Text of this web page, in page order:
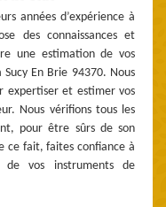
années d’expérience à
des connaissances et
une estimation de vos
En Brie 94370. Nous
expertiser et estimer vos
Nous vérifions tous les
pour être sûrs de son
ce fait, faites confiance à
de vos instruments de